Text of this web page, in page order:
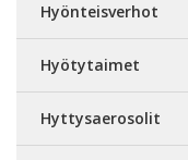
Hyönteisverhot
Hyötytaimet
Hyttysaerosolit